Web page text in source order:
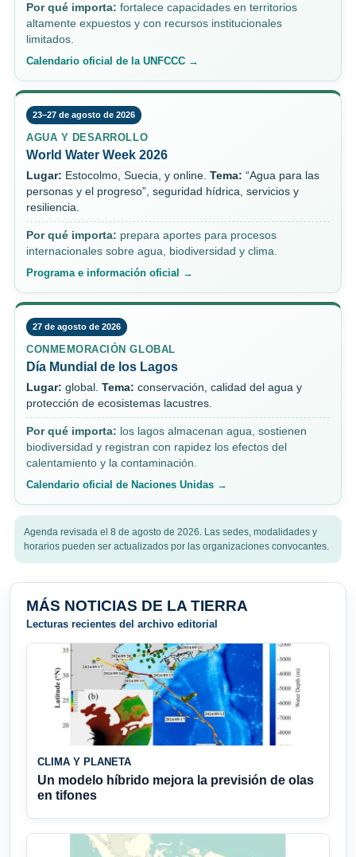
Por qué importa: fortalece capacidades en territorios
altamente expuestos y con recursos institucionales
limitados.
Calendario oficial de la UNFCCC →
23–27 de agosto de 2026
AGUA Y DESARROLLO
World Water Week 2026
Lugar: Estocolmo, Suecia, y online. Tema: “Agua para las
personas y el progreso”, seguridad hídrica, servicios y
resiliencia.
Por qué importa: prepara aportes para procesos
internacionales sobre agua, biodiversidad y clima.
Programa e información oficial →
27 de agosto de 2026
CONMEMORACIÓN GLOBAL
Día Mundial de los Lagos
Lugar: global. Tema: conservación, calidad del agua y
protección de ecosistemas lacustres.
Por qué importa: los lagos almacenan agua, sostienen
biodiversidad y registran con rapidez los efectos del
calentamiento y la contaminación.
Calendario oficial de Naciones Unidas →
Agenda revisada el 8 de agosto de 2026. Las sedes, modalidades y
horarios pueden ser actualizados por las organizaciones convocantes.
MÁS NOTICIAS DE LA TIERRA
Lecturas recientes del archivo editorial
CLIMA Y PLANETA
Un modelo híbrido mejora la previsión de olas
en tifones